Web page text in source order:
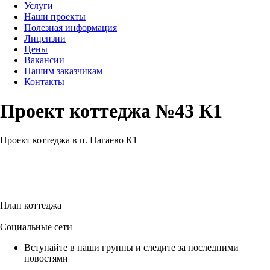
Услуги
Наши проекты
Полезная информация
Лицензии
Цены
Вакансии
Нашим заказчикам
Контакты
Проект коттеджа №43 К1
Проект коттеджа в п. Нагаево К1
План коттеджа
Социальные сети
Вступайте в наши группы и следите за последними
новостями